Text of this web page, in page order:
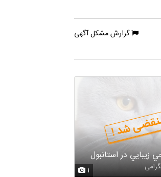
گزارش مشکل آگهی
1
شد !
زيبايي در استانبول